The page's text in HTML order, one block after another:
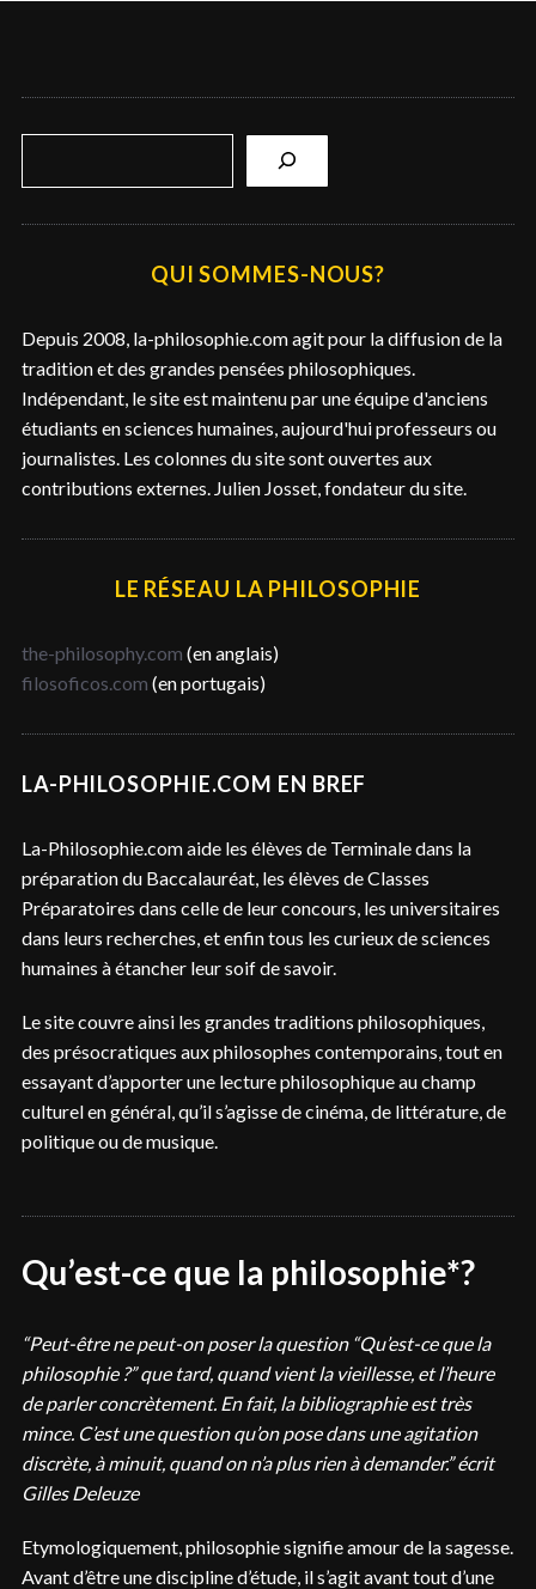
QUI SOMMES-NOUS?
Depuis 2008, la-philosophie.com agit pour la diffusion de la
tradition et des grandes pensées philosophiques.
Indépendant, le site est maintenu par une équipe d'anciens
étudiants en sciences humaines, aujourd'hui professeurs ou
journalistes. Les colonnes du site sont ouvertes aux
contributions externes. Julien Josset, fondateur du site.
LE RÉSEAU LA PHILOSOPHIE
the-philosophy.com (en anglais)
filosoficos.com (en portugais)
LA-PHILOSOPHIE.COM EN BREF
La-Philosophie.com aide les élèves de Terminale dans la
préparation du Baccalauréat, les élèves de Classes
Préparatoires dans celle de leur concours, les universitaires
dans leurs recherches, et enfin tous les curieux de sciences
humaines à étancher leur soif de savoir.
Le site couvre ainsi les grandes traditions philosophiques,
des présocratiques aux philosophes contemporains, tout en
essayant d’apporter une lecture philosophique au champ
culturel en général, qu’il s’agisse de cinéma, de littérature, de
politique ou de musique.
Qu’est-ce que la philosophie*?
“Peut-être ne peut-on poser la question “Qu’est-ce que la
philosophie ?” que tard, quand vient la vieillesse, et l’heure
de parler concrètement. En fait, la bibliographie est très
mince. C’est une question qu’on pose dans une agitation
discrète, à minuit, quand on n’a plus rien à demander.” écrit
Gilles Deleuze
Etymologiquement, philosophie signifie amour de la sagesse.
Avant d’être une discipline d’étude, il s’agit avant tout d’une